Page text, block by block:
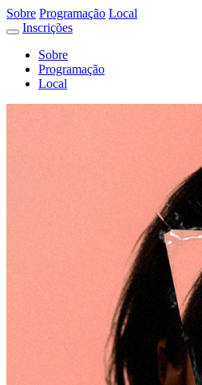
Sobre Programação Local
Inscrições
Sobre
Programação
Local